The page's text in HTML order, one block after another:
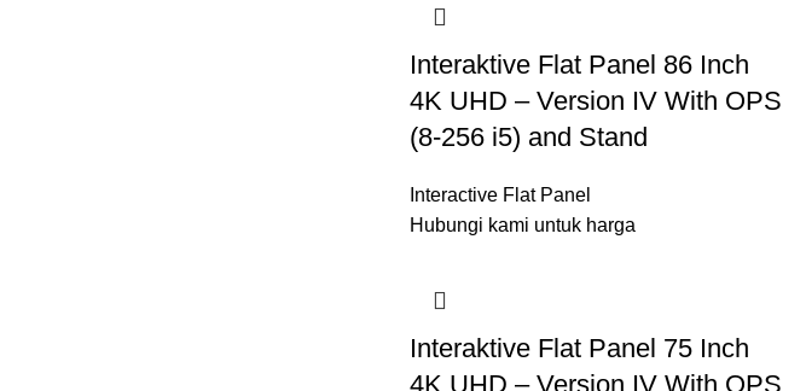
Interaktive Flat Panel 86 Inch
4K UHD – Version IV With OPS
(8-256 i5) and Stand
Interactive Flat Panel
Hubungi kami untuk harga
Interaktive Flat Panel 75 Inch
4K UHD – Version IV With OPS